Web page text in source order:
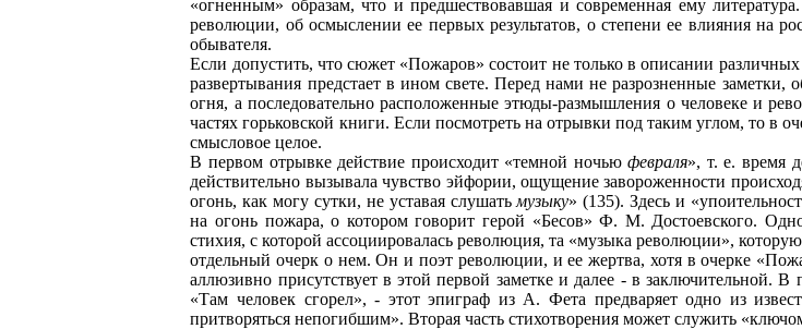
«огненным» образам, что и предшествовавшая и современная ему
революции, об осмыслении ее первых результатов, о степени ее влияния на
обывателя.
Если допустить, что сюжет «Пожаров» состоит не только в описании
развертывания предстает в ином свете. Перед нами не разрозненные
огня, а последовательно расположенные этюды-размышления о человеке и
частях горьковской книги. Если посмотреть на отрывки под таким углом, то
смысловое целое.
В первом отрывке действие происходит «темной ночьюфевраля», т. е. время
действительно вызывала чувство эйфории, ощущение завороженности
огонь, как могу сутки, не уставая слушать музыку» (135). Здесь и
на огонь пожара, о котором говорит герой «Бесов» Ф. М. Достоевского.
стихия, с которой ассоциировалась революция, та «музыка революции»,
отдельный очерк о нем. Он и поэт революции, и ее жертва, хотя в очерке
аллюзивно присутствует в этой первой заметке и далее - в заключительной. В
«Там человек сгорел», - этот эпиграф из А. Фета предваряет одно из
притворяться непогибшим». Вторая часть стихотворения может служить